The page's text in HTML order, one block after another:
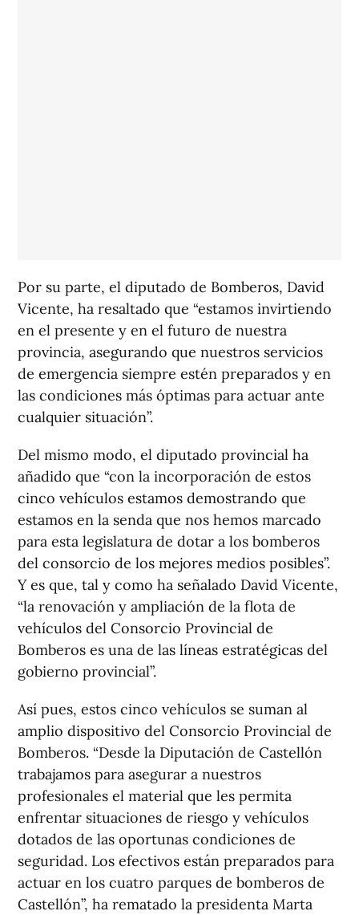
Por su parte, el diputado de Bomberos, David
Vicente, ha resaltado que “estamos invirtiendo
en el presente y en el futuro de nuestra
provincia, asegurando que nuestros servicios
de emergencia siempre estén preparados y en
las condiciones más óptimas para actuar ante
cualquier situación”.
Del mismo modo, el diputado provincial ha
añadido que “con la incorporación de estos
cinco vehículos estamos demostrando que
estamos en la senda que nos hemos marcado
para esta legislatura de dotar a los bomberos
del consorcio de los mejores medios posibles”.
Y es que, tal y como ha señalado David Vicente,
“la renovación y ampliación de la flota de
vehículos del Consorcio Provincial de
Bomberos es una de las líneas estratégicas del
gobierno provincial”.
Así pues, estos cinco vehículos se suman al
amplio dispositivo del Consorcio Provincial de
Bomberos. “Desde la Diputación de Castellón
trabajamos para asegurar a nuestros
profesionales el material que les permita
enfrentar situaciones de riesgo y vehículos
dotados de las oportunas condiciones de
seguridad. Los efectivos están preparados para
actuar en los cuatro parques de bomberos de
Castellón”, ha rematado la presidenta Marta